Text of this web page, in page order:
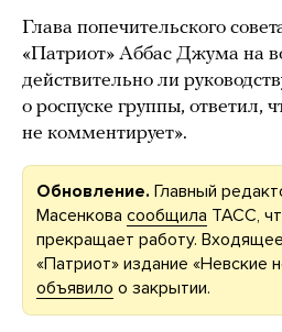
Глава попечительского
«Патриот» Аббас Джума на
действительно ли
о роспуске группы, ответил,
не комментирует».
Обновление. Главный
Масенкова сообщила ТАСС,
прекращает работу.
«Патриот» издание «Невские
объявило о закрытии.